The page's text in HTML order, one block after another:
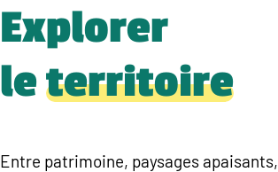
Explorer
leterritoire
Entre patrimoine, paysages apaisants,